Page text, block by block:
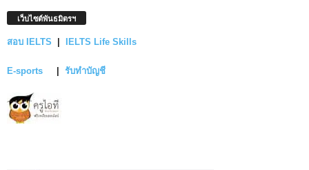
เว็บไซต์พันธมิตรฯ
สอบ IELTS IELTS Life Skills
E-sports รับทำบัญชี